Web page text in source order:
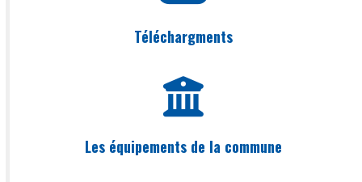
Téléchargments
Les équipements de la commune